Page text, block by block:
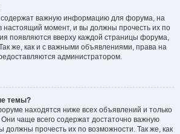
важную информацию для форума, на
настоящий момент, и вы должны прочесть их по
появляются вверху каждой страницы форума,
же, как и с важными объявлениями, права на
администратором.
темы?
находятся ниже всех объявлений и только
чаще всего содержат достаточно важную
прочесть их по возможности. Так же, как